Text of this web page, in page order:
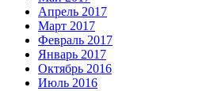
Апрель 2017
Март 2017
Февраль 2017
Январь 2017
Октябрь 2016
Июль 2016